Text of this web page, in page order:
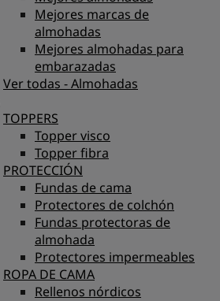
Mejores marcas de
almohadas
Mejores almohadas para
embarazadas
Ver todas - Almohadas
TOPPERS
Topper visco
Topper fibra
PROTECCIÓN
Fundas de cama
Protectores de colchón
Fundas protectoras de
almohada
Protectores impermeables
ROPA DE CAMA
Rellenos nórdicos